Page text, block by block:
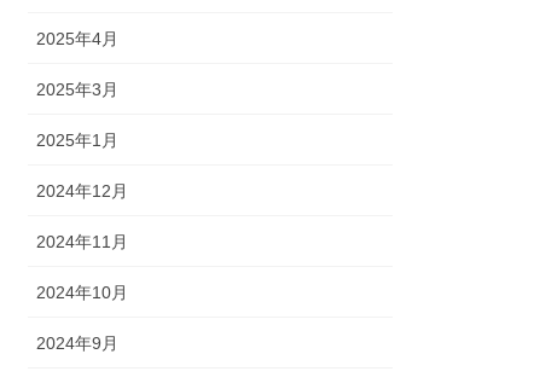
2025年4月
2025年3月
2025年1月
2024年12月
2024年11月
2024年10月
2024年9月